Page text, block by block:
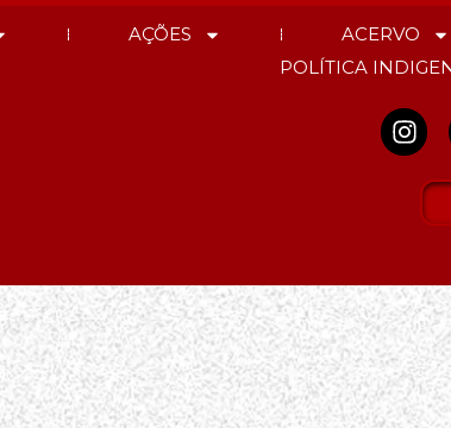
AÇÕES ACERVO
POLÍTICA